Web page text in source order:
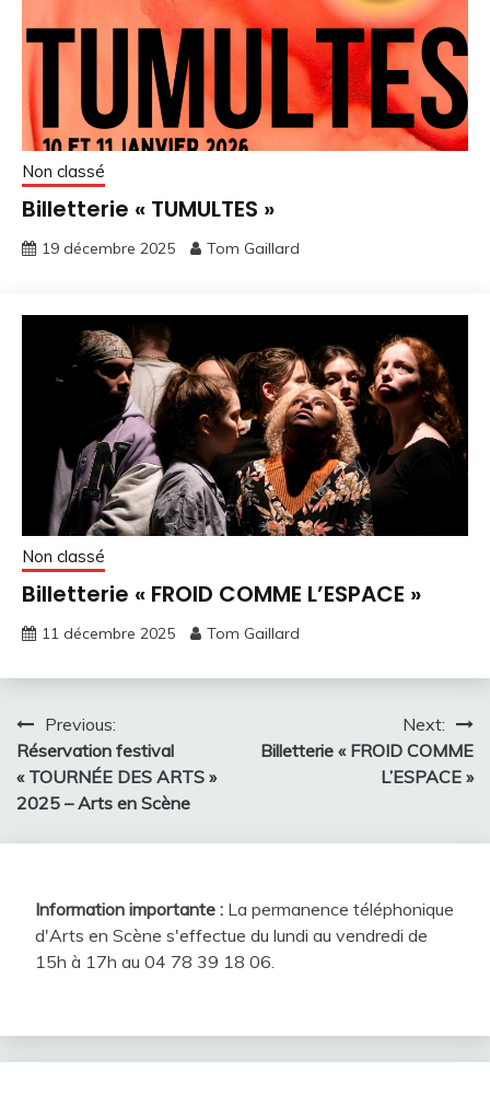
Non classé
Billetterie « TUMULTES »
19 décembre 2025 Tom Gaillard
Non classé
Billetterie « FROID COMME L’ESPACE »
11 décembre 2025 Tom Gaillard
Navigation
de
l’article
Previous:
Réservation festival
« TOURNÉE DES ARTS »
2025 – Arts en Scène
Next:
Billetterie « FROID COMME
L’ESPACE »
Information importante : La permanence téléphonique
d'Arts en Scène s'effectue du lundi au vendredi de
15h à 17h au 04 78 39 18 06.